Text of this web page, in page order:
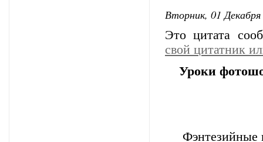
Вторник, 01
Это цитата
свой цитатник
Уроки
Фэнтезийные